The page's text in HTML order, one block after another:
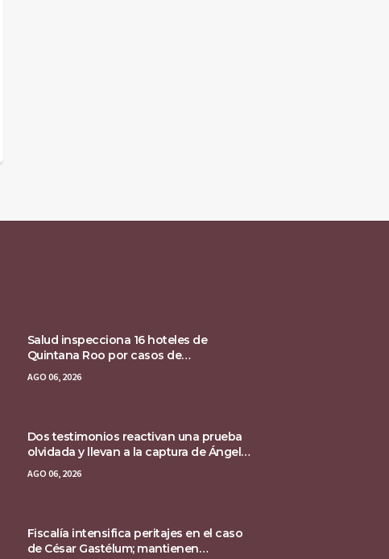
Salud inspecciona 16 hoteles de
Quintana Roo por casos de
ciclosporiasis
AGO 06, 2026
Dos testimonios reactivan una prueba
olvidada y llevan a la captura de Ángel
Aguirre
AGO 06, 2026
Fiscalía intensifica peritajes en el caso
de César Gastélum; mantienen